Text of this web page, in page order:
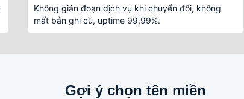
Không gián đoạn dịch vụ khi chuyển đổi, không
mất bản ghi cũ, uptime 99,99%.
Gợi ý chọn tên miền